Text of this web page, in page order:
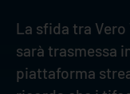
La sfida tra Vero
sarà trasmessa
piattaforma